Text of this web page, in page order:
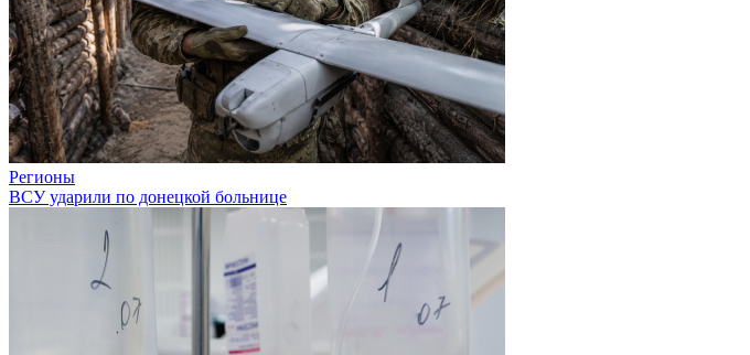
Регионы
ВСУ ударили по донецкой больнице